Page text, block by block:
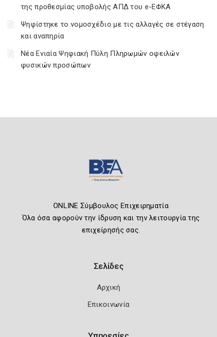
της προθεσμίας υποβολής ΑΠΔ του e-ΕΦΚΑ
Ψηφίστηκε το νομοσχέδιο με τις αλλαγές σε στέγαση
και αναπηρία
Νέα Ενιαία Ψηφιακή Πύλη Πληρωμών οφειλών
φυσικών προσώπων
ONLINE Σύμβουλος Επιχειρηματία
Όλα όσα αφορούν την ίδρυση και την λειτουργία της
επιχείρησής σας.
Σελίδες
Αρχική
Επικοινωνία